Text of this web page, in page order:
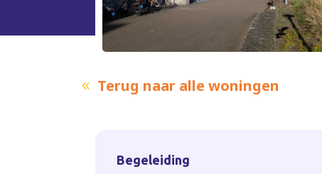
Terug naar alle woningen
Begeleiding